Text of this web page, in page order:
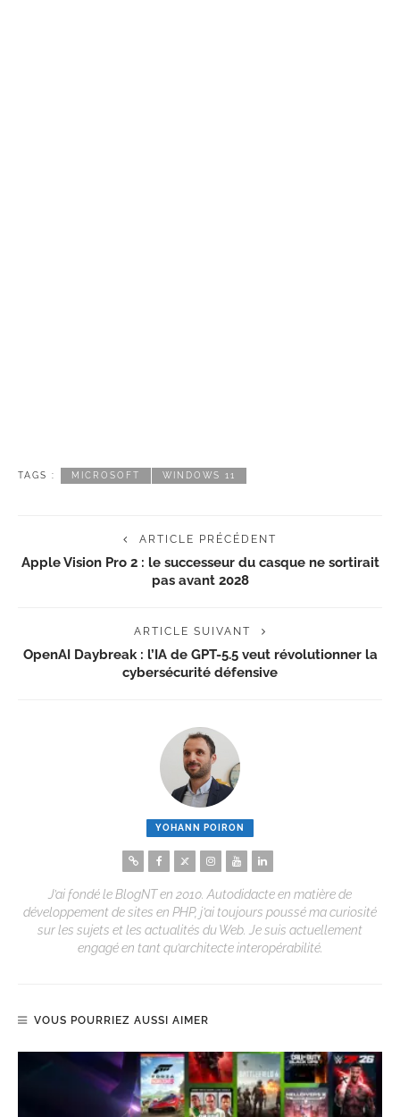
TAGS : MICROSOFT WINDOWS 11
ARTICLE PRÉCÉDENT
Apple Vision Pro 2 : le successeur du casque ne sortirait
pas avant 2028
ARTICLE SUIVANT
OpenAI Daybreak : l’IA de GPT-5.5 veut révolutionner la
cybersécurité défensive
YOHANN POIRON
J’ai fondé le BlogNT en 2010. Autodidacte en matière de
développement de sites en PHP, j’ai toujours poussé ma curiosité
sur les sujets et les actualités du Web. Je suis actuellement
engagé en tant qu’architecte interopérabilité.
VOUS POURRIEZ AUSSI AIMER